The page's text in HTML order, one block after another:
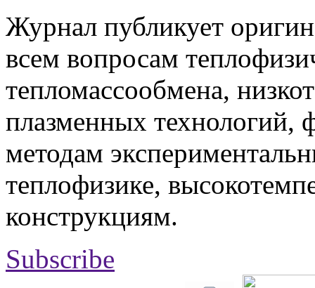
Журнал публикует
всем вопросам
тепломассообмена,
плазменных технологий,
методам
теплофизике,
конструкциям.
Subscribe